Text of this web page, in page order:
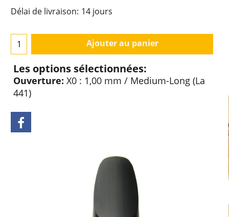
Délai de livraison: 14 jours
Ajouter au panier
Les options sélectionnées:
Ouverture: X0 : 1,00 mm / Medium-Long (La
441)